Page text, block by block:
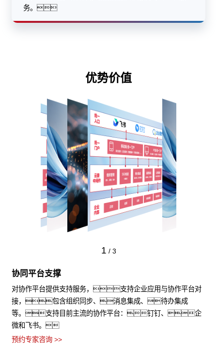
务。
优势价值
1 / 3
协同平台支撑
对协作平台提供支持服务，支持企业应用与协作平台对
接，包含组织同步、消息集成、待办集成
等。支持目前主流的协作平台：钉钉、企
微和飞书。
预约专家咨询 >>